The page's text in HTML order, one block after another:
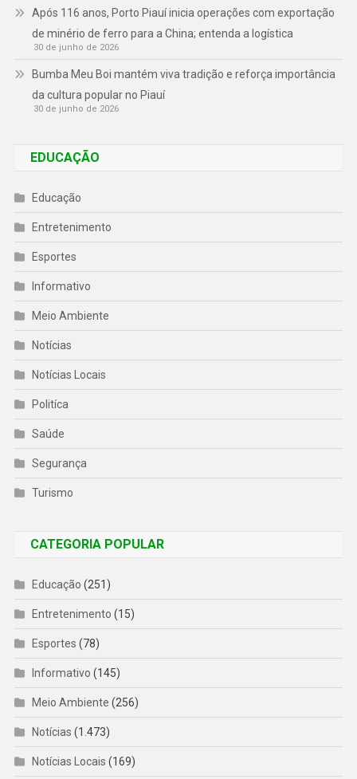
Após 116 anos, Porto Piauí inicia operações com exportação
de minério de ferro para a China; entenda a logística
30 de junho de 2026
Bumba Meu Boi mantém viva tradição e reforça importância
da cultura popular no Piauí
30 de junho de 2026
EDUCAÇÃO
Educação
Entretenimento
Esportes
Informativo
Meio Ambiente
Notícias
Notícias Locais
Politíca
Saúde
Segurança
Turismo
CATEGORIA POPULAR
Educação (251)
Entretenimento (15)
Esportes (78)
Informativo (145)
Meio Ambiente (256)
Notícias (1.473)
Notícias Locais (169)